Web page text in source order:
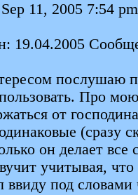
11, 2005 7:54 pm
19.04.2005
послушаю
Про
от
(сразу
он делает
учитывая,
под словами